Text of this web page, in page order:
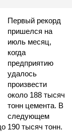
Первый рекорд
пришелся на
июль месяц,
когда
предприятию
удалось
произвести
около 188 тысяч
тонн цемента. В
следующем
190 тысяч тонн.